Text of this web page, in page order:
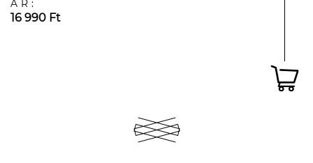
ÁR:
16 990 Ft